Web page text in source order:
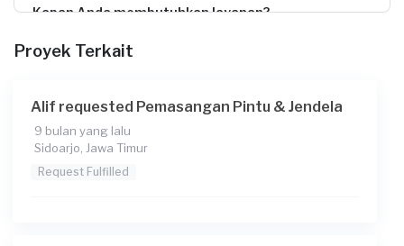
Kapan Anda membutuhkan layanan?
pintu kamar mandi
Berapa budget total untuk layanan ini?
Kurang dari Rp 1.000.000
Proyek Terkait
Alif requested Pemasangan Pintu & Jendela
9 bulan yang lalu
Sidoarjo, Jawa Timur
Request Fulfilled